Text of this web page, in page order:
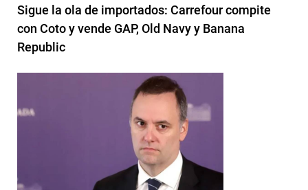
Sigue la ola de importados: Carrefour compite
con Coto y vende GAP, Old Navy y Banana
Republic